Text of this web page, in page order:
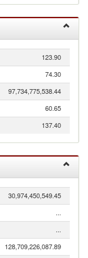
123.90
74.30
97,734,775,538.44
60.65
137.40
30,974,450,549.45
...
...
128,709,226,087.89